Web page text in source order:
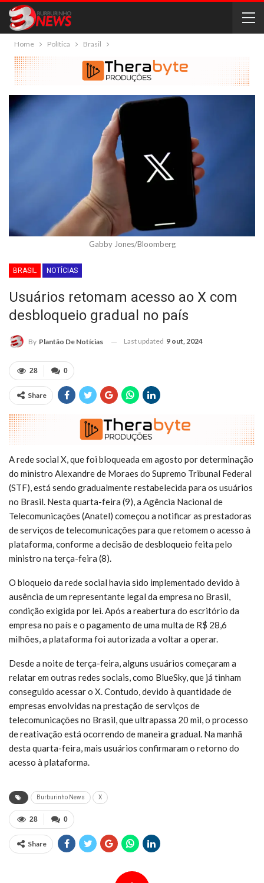
Home Política Brasil
Gabby Jones/Bloomberg
BRASIL NOTÍCIAS
Usuários retomam acesso ao X com
desbloqueio gradual no país
By Plantão De Notícias Last updated 9 out, 2024
0
28
Share
A rede social X, que foi bloqueada em agosto por determinação
do ministro Alexandre de Moraes do Supremo Tribunal Federal
(STF), está sendo gradualmente restabelecida para os usuários
no Brasil. Nesta quarta-feira (9), a Agência Nacional de
Telecomunicações (Anatel) começou a notificar as prestadoras
de serviços de telecomunicações para que retomem o acesso à
plataforma, conforme a decisão de desbloqueio feita pelo
ministro na terça-feira (8).
O bloqueio da rede social havia sido implementado devido à
ausência de um representante legal da empresa no Brasil,
condição exigida por lei. Após a reabertura do escritório da
empresa no país e o pagamento de uma multa de R$ 28,6
milhões, a plataforma foi autorizada a voltar a operar.
Desde a noite de terça-feira, alguns usuários começaram a
relatar em outras redes sociais, como BlueSky, que já tinham
conseguido acessar o X. Contudo, devido à quantidade de
empresas envolvidas na prestação de serviços de
telecomunicações no Brasil, que ultrapassa 20 mil, o processo
de reativação está ocorrendo de maneira gradual. Na manhã
desta quarta-feira, mais usuários confirmaram o retorno do
acesso à plataforma.
Burburinho News X
0
28
Share